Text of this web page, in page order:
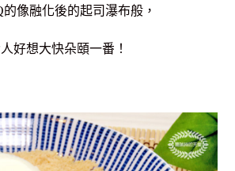
的像融化後的起司瀑布般，
好想大快朵頤一番！